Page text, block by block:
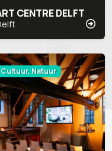
CENTRE DELFT
Cultuur, Natuur